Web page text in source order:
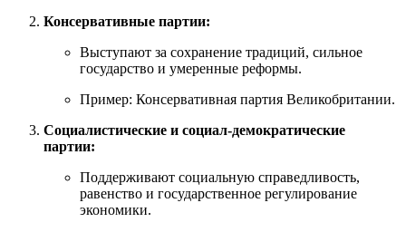
Консервативные партии:
Выступают за сохранение традиций, сильное
государство и умеренные реформы.
Пример: Консервативная партия Великобритании.
Социалистические и социал-демократические
партии:
Поддерживают социальную справедливость,
равенство и государственное регулирование
экономики.